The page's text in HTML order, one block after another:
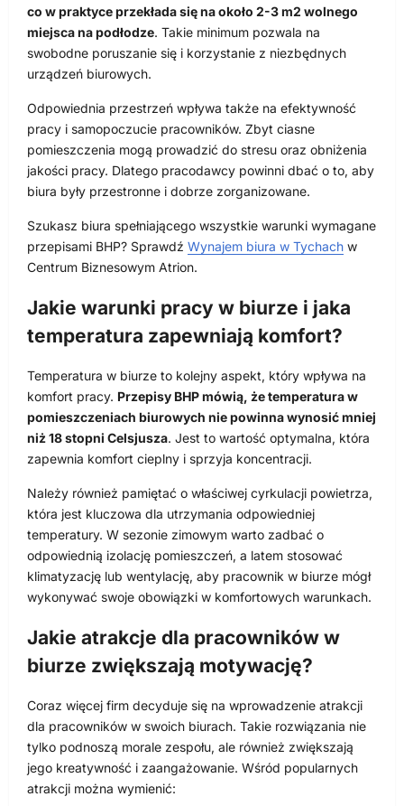
co w praktyce przekłada się na około 2-3 m2 wolnego
miejsca na podłodze. Takie minimum pozwala na
swobodne poruszanie się i korzystanie z niezbędnych
urządzeń biurowych.
Odpowiednia przestrzeń wpływa także na efektywność
pracy i samopoczucie pracowników. Zbyt ciasne
pomieszczenia mogą prowadzić do stresu oraz obniżenia
jakości pracy. Dlatego pracodawcy powinni dbać o to, aby
biura były przestronne i dobrze zorganizowane.
Szukasz biura spełniającego wszystkie warunki wymagane
przepisami BHP? Sprawdź Wynajem biura w Tychach w
Centrum Biznesowym Atrion.
Jakie warunki pracy w biurze i jaka
temperatura zapewniają komfort?
Temperatura w biurze to kolejny aspekt, który wpływa na
komfort pracy. Przepisy BHP mówią, że temperatura w
pomieszczeniach biurowych nie powinna wynosić mniej
niż 18 stopni Celsjusza. Jest to wartość optymalna, która
zapewnia komfort cieplny i sprzyja koncentracji.
Należy również pamiętać o właściwej cyrkulacji powietrza,
która jest kluczowa dla utrzymania odpowiedniej
temperatury. W sezonie zimowym warto zadbać o
odpowiednią izolację pomieszczeń, a latem stosować
klimatyzację lub wentylację, aby pracownik w biurze mógł
wykonywać swoje obowiązki w komfortowych warunkach.
Jakie atrakcje dla pracowników w
biurze zwiększają motywację?
Coraz więcej firm decyduje się na wprowadzenie atrakcji
dla pracowników w swoich biurach. Takie rozwiązania nie
tylko podnoszą morale zespołu, ale również zwiększają
jego kreatywność i zaangażowanie. Wśród popularnych
atrakcji można wymienić: